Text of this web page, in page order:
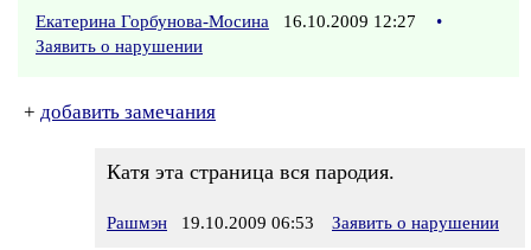
Екатерина Горбунова-Мосина 16.10.2009 12:27
•
Заявить о нарушении
+ добавить замечания
Катя эта страница вся пародия.
Рашмэн 19.10.2009 06:53 Заявить о нарушении